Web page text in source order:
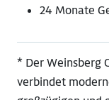
24 Monate
* Der Weinsberg
verbindet